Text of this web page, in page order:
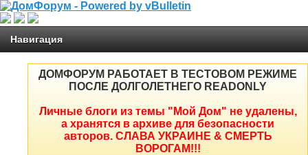
Навигация
ДОМФОРУМ РАБОТАЕТ В ТЕСТОВОМ РЕЖИМЕ
ПОСЛЕ ДОЛГОЛЕТНЕГО READONLY
Личные блоги из темы "Мой Дом" не удалены,
а хранятся в архиве для безопасности
авторов. СЛАВА УКРАИНЕ & СМЕРТЬ
ВОРОГАМ!!!